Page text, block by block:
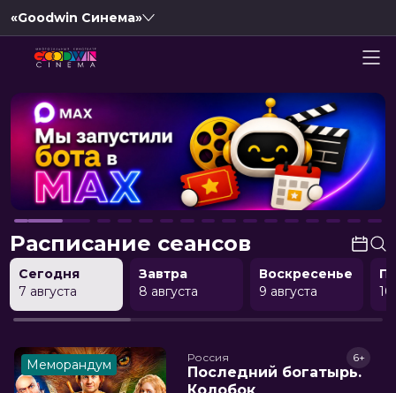
«Goodwin Синема»
Расписание сеансов
Сегодня
7 августа
Завтра
8 августа
Воскресенье
9 августа
10
Меморандум Россия
Последний богатырь.
Колобок
6+